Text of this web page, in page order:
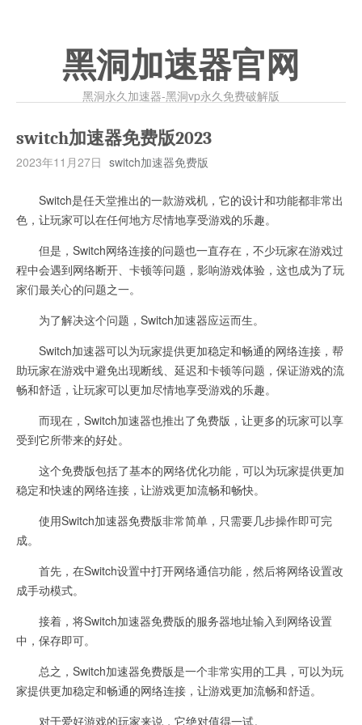
黑洞加速器官网
黑洞永久加速器-黑洞vp永久免费破解版
switch加速器免费版2023
2023年11月27日 switch加速器免费版
Switch是任天堂推出的一款游戏机，它的设计和功能都非常出
色，让玩家可以在任何地方尽情地享受游戏的乐趣。
但是，Switch网络连接的问题也一直存在，不少玩家在游戏过
程中会遇到网络断开、卡顿等问题，影响游戏体验，这也成为了玩
家们最关心的问题之一。
为了解决这个问题，Switch加速器应运而生。
Switch加速器可以为玩家提供更加稳定和畅通的网络连接，帮
助玩家在游戏中避免出现断线、延迟和卡顿等问题，保证游戏的流
畅和舒适，让玩家可以更加尽情地享受游戏的乐趣。
而现在，Switch加速器也推出了免费版，让更多的玩家可以享
受到它所带来的好处。
这个免费版包括了基本的网络优化功能，可以为玩家提供更加
稳定和快速的网络连接，让游戏更加流畅和畅快。
使用Switch加速器免费版非常简单，只需要几步操作即可完
成。
首先，在Switch设置中打开网络通信功能，然后将网络设置改
成手动模式。
接着，将Switch加速器免费版的服务器地址输入到网络设置
中，保存即可。
总之，Switch加速器免费版是一个非常实用的工具，可以为玩
家提供更加稳定和畅通的网络连接，让游戏更加流畅和舒适。
对于爱好游戏的玩家来说，它绝对值得一试。